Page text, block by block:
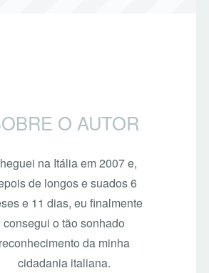
O AUTOR
na Itália em 2007 e,
de longos e suados 6
e 11 dias, eu finalmente
consegui o tão sonhado
reconhecimento da minha
cidadania italiana.